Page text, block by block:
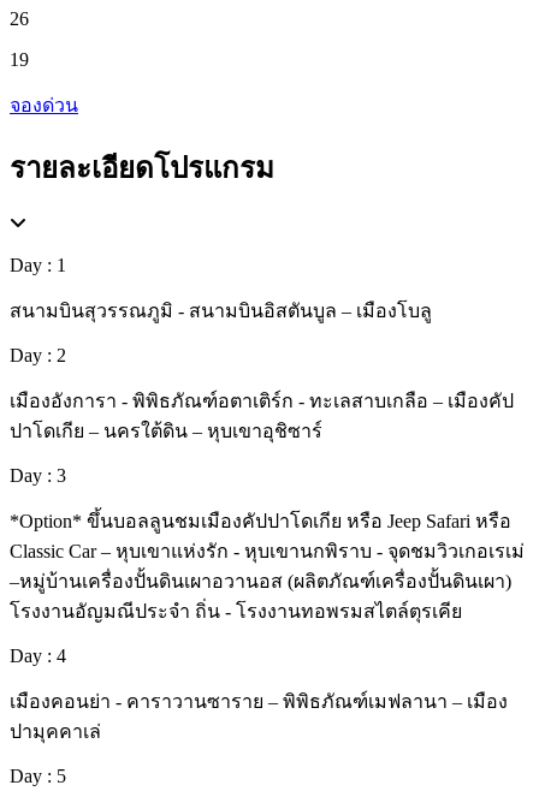
26
19
จองด่วน
รายละเอียดโปรแกรม
Day : 1
สนามบินสุวรรณภูมิ - สนามบินอิสตันบูล – เมืองโบลู
Day : 2
เมืองอังการา - พิพิธภัณฑ์อตาเติร์ก - ทะเลสาบเกลือ – เมืองคัป
ปาโดเกีย – นครใต้ดิน – หุบเขาอุชิซาร์
Day : 3
*Option* ขึ้นบอลลูนชมเมืองคัปปาโดเกีย หรือ Jeep Safari หรือ
Classic Car – หุบเขาแห่งรัก - หุบเขานกพิราบ - จุดชมวิวเกอเรเม่
–หมู่บ้านเครื่องปั้นดินเผาอวานอส (ผลิตภัณฑ์เครื่องปั้นดินเผา)
โรงงานอัญมณีประจำ ถิ่น - โรงงานทอพรมสไตล์ตุรเคีย
Day : 4
เมืองคอนย่า - คาราวานซาราย – พิพิธภัณฑ์เมฟลานา – เมือง
ปามุคคาเล่
Day : 5